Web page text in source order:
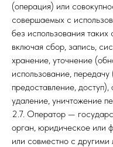
(операция) или
совершаемых с
без использования
включая сбор, запись,
хранение, уточнение
использование,
предоставление,
удаление, уничтожение
2.7. Оператор —
орган, юридическое или
или совместно с